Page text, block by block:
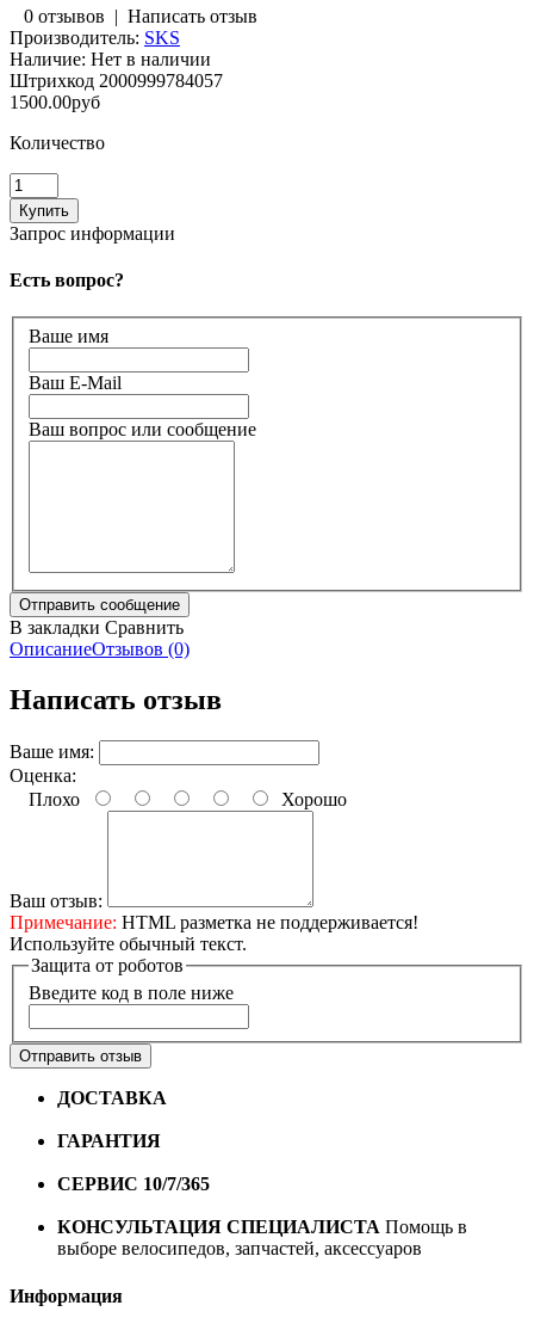
0 отзывов | Написать отзыв
Производитель: SKS
Наличие: Нет в наличии
Штрихкод 2000999784057
1500.00руб
Количество
Запрос информации
Есть вопрос?
Ваше имя
Ваш E-Mail
Ваш вопрос или сообщение
В закладки Сравнить
ОписаниеОтзывов (0)
Написать отзыв
Ваше имя:
Оценка:
Плохо
Хорошо
Ваш отзыв:
Примечание: HTML разметка не поддерживается!
Используйте обычный текст.
Защита от роботов
Введите код в поле ниже
Отправить отзыв
ДОСТАВКА
ГАРАНТИЯ
СЕРВИС 10/7/365
КОНСУЛЬТАЦИЯ СПЕЦИАЛИСТА Помощь в
выборе велосипедов, запчастей, аксессуаров
Информация